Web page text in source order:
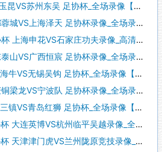
苏州东吴 足协杯_全场录像【视频集锦】
海泽天 足协杯录像_全场录像【高清回放】
花VS石家庄功夫录像_高清录像【全场回放】
西恒宸 足协杯录像_全场录像【全场回放】
无锡吴钩 足协杯_全场录像【视频集锦】
宁波队 足协杯录像_全场录像【视频集锦】
青岛红狮 足协杯_全场录像【视频集锦】
博VS杭州临平吴越录像_全场录像【全场回放】
虎VS兰州陇原竞技录像_全场录像【高清回放】